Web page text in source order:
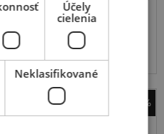
do 3-8 prac. dní
do 3-8 prac. dní.
-47%
Účely
cielenia
Neklasifikované